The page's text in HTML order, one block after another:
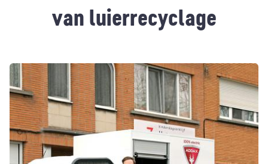
van luierrecyclage